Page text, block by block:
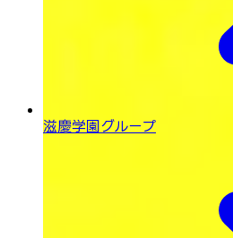
滋慶学園グループ